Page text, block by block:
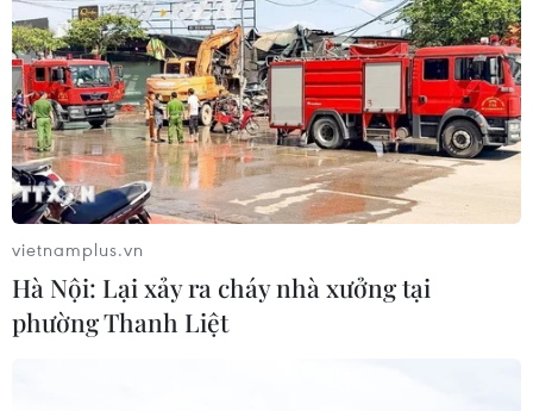
vietnamplus.vn
Hà Nội: Lại xảy ra cháy nhà xưởng tại
phường Thanh Liệt